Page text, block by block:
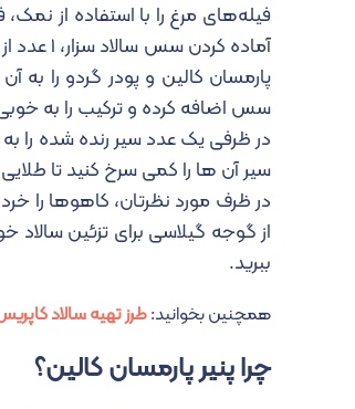
فیله‌های مرغ را با استفاده از
پارمسان کالین و پودر گردو را
سس اضافه کرده و ترکیب را به
در ظرفی یک عدد سیر رنده شده را
سیر آن ها را کمی سرخ کنید تا
در ظرف مورد نظرتان، کاهوها را
از گوجه گیلاسی برای تزئین سالاد
ببرید.
همچنین بخوانید:طرز تهیه سالاد
چرا پنیر پارمسان کالین؟